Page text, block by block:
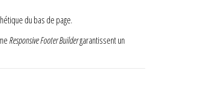
du bas de page.
Responsive Footer Buildergarantissent un